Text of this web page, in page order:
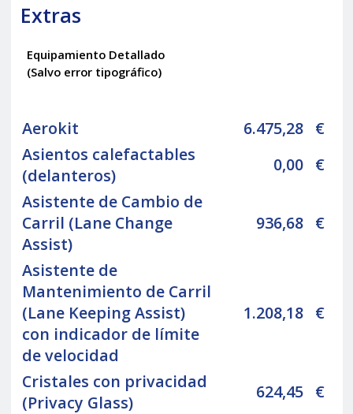
Extras
Equipamiento Detallado
(Salvo error tipográfico)
Aerokit 6.475,28 €
Asientos calefactables
(delanteros)
0,00 €
Asistente de Cambio de
Carril (Lane Change
Assist)
936,68 €
Asistente de
Mantenimiento de Carril
(Lane Keeping Assist)
con indicador de límite
de velocidad
1.208,18 €
Cristales con privacidad
(Privacy Glass)
624,45 €